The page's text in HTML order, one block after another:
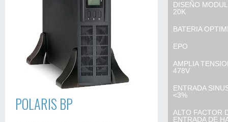
POLARIS BP
DISEÑO
20K
BATERIA
EPO
AMPLIA
478V
ENTRADA
<3%
ALTO FACTOR
ENTRADA DE